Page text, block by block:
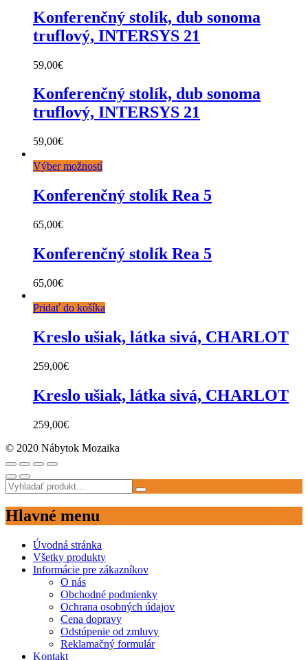
Konferenčný stolík, dub sonoma
truflový, INTERSYS 21
59,00€
Konferenčný stolík, dub sonoma
truflový, INTERSYS 21
59,00€
Výber možností
Konferenčný stolík Rea 5
65,00€
Konferenčný stolík Rea 5
65,00€
Pridať do košíka
Kreslo ušiak, látka sivá, CHARLOT
259,00€
Kreslo ušiak, látka sivá, CHARLOT
259,00€
© 2020 Nábytok Mozaika
Hlavné menu
Úvodná stránka
Všetky produkty
Informácie pre zákazníkov
O nás
Obchodné podmienky
Ochrana osobných údajov
Cena dopravy
Odstúpenie od zmluvy
Reklamačný formulár
Kontakt